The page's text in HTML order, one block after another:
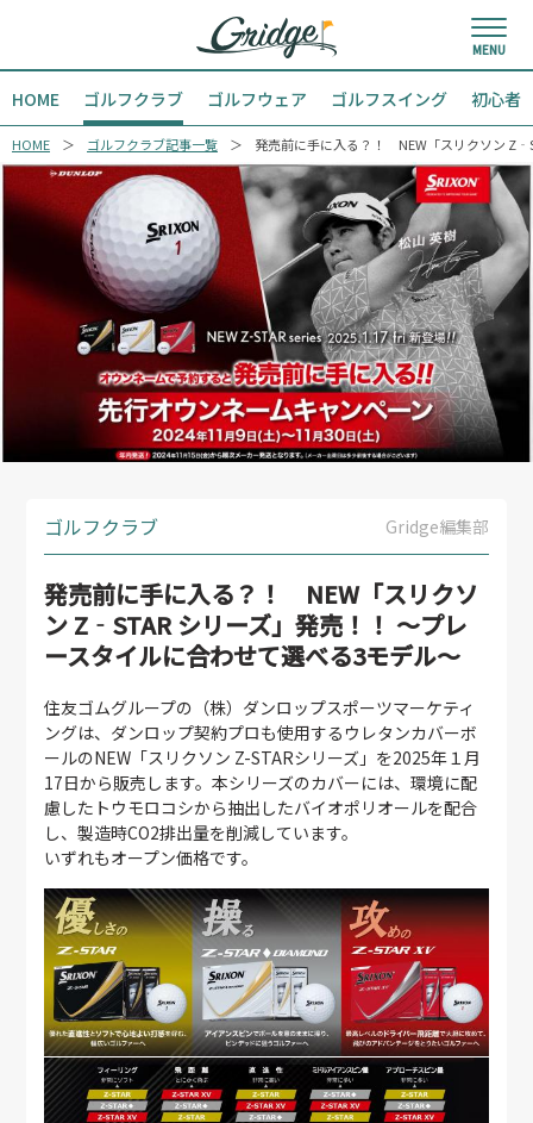
HOME ゴルフクラブ ゴルフウェア ゴルフスイング 初心者
HOME ゴルフクラブ記事一覧 発売前に手に入る？！ NEW「スリクソン
ゴルフクラブ Gridge編集部
発売前に手に入る？！ NEW「スリクソ
ン Z‐STAR シリーズ」発売！！ ～プレ
ースタイルに合わせて選べる3モデル～
住友ゴムグループの（株）ダンロップスポーツマーケティ
ングは、ダンロップ契約プロも使用するウレタンカバーボ
ールのNEW「スリクソン Z-STARシリーズ」を2025年１月
17日から販売します。本シリーズのカバーには、環境に配
慮したトウモロコシから抽出したバイオポリオールを配合
し、製造時CO2排出量を削減しています。
いずれもオープン価格です。